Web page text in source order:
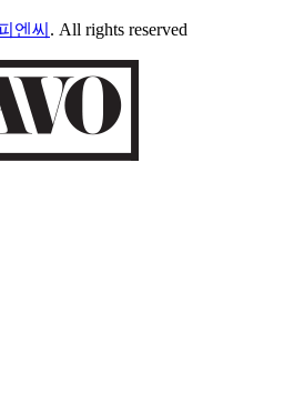
엔씨 . All rights reserved